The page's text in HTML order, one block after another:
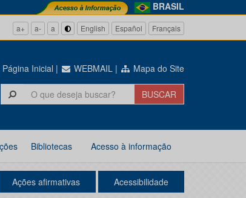
BRASIL
a+ a- a English Español Français
Página Inicial | WEBMAIL | Mapa do Site
Bibliotecas Acesso à informação
Ações afirmativas Acessibilidade